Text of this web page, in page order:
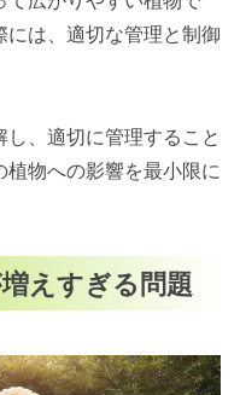
は、適切な管理と制御
、適切に管理すること
物への影響を最小限に
えすぎる問題